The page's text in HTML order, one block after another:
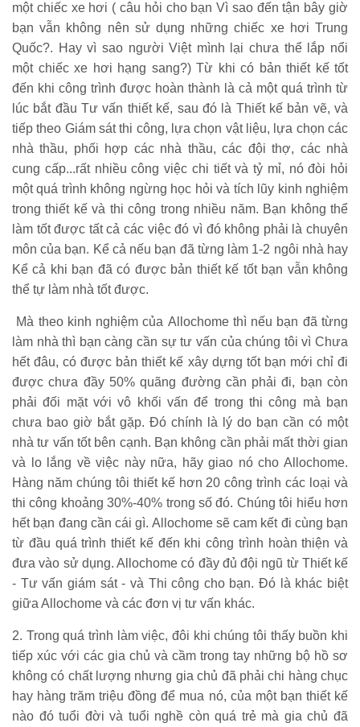
một chiếc xe hơi ( câu hỏi cho bạn Vì sao đến tận bây giờ
bạn vẫn không nên sử dụng những chiếc xe hơi Trung
Quốc?. Hay vì sao người Việt mình lại chưa thể lắp nổi
một chiếc xe hơi hạng sang?) Từ khi có bản thiết kế tốt
đến khi công trình được hoàn thành là cả một quá trình từ
lúc bắt đầu Tư vấn thiết kế, sau đó là Thiết kế bản vẽ, và
tiếp theo Giám sát thi công, lựa chọn vật liệu, lựa chọn các
nhà thầu, phối hợp các nhà thầu, các đội thợ, các nhà
cung cấp...rất nhiều công việc chi tiết và tỷ mỉ, nó đòi hỏi
một quá trình không ngừng học hỏi và tích lũy kinh nghiệm
trong thiết kế và thi công trong nhiều năm. Bạn không thể
làm tốt được tất cả các việc đó vì đó không phải là chuyên
môn của bạn. Kể cả nếu bạn đã từng làm 1-2 ngôi nhà hay
Kể cả khi bạn đã có được bản thiết kế tốt bạn vẫn không
thể tự làm nhà tốt được.
Mà theo kinh nghiệm của Allochome thì nếu bạn đã từng
làm nhà thì bạn càng cần sự tư vấn của chúng tôi vì Chưa
hết đâu, có được bản thiết kế xây dựng tốt bạn mới chỉ đi
được chưa đầy 50% quãng đường cần phải đi, bạn còn
phải đối mặt với vô khối vấn để trong thi công mà bạn
chưa bao giờ bắt gặp. Đó chính là lý do bạn cần có một
nhà tư vấn tốt bên cạnh. Bạn không cần phải mất thời gian
và lo lắng về việc này nữa, hãy giao nó cho Allochome.
Hàng năm chúng tôi thiết kế hơn 20 công trình các loại và
thi công khoảng 30%-40% trong số đó. Chúng tôi hiểu hơn
hết bạn đang cần cái gì. Allochome sẽ cam kết đi cùng bạn
từ đầu quá trình thiết kế đến khi công trình hoàn thiện và
đưa vào sử dụng. Allochome có đầy đủ đội ngũ từ Thiết kế
- Tư vấn giám sát - và Thi công cho bạn. Đó là khác biệt
giữa Allochome và các đơn vị tư vấn khác.
2. Trong quá trình làm việc, đôi khi chúng tôi thấy buồn khi
tiếp xúc với các gia chủ và cầm trong tay những bộ hồ sơ
không có chất lượng nhưng gia chủ đã phải chi hàng chục
hay hàng trăm triệu đồng để mua nó, của một bạn thiết kế
nào đó tuổi đời và tuổi nghề còn quá trẻ mà gia chủ đã